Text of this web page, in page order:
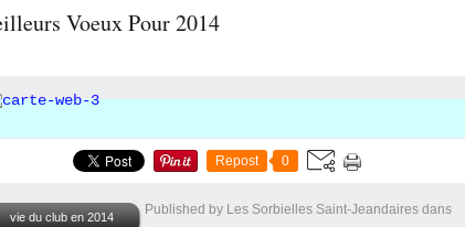
Voeux Pour 2014
Repost 0
Published by Les Sorbielles Saint-Jeandaires dans
vie du club en 2014